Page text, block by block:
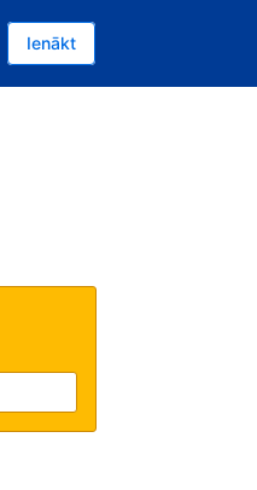
Ienākt